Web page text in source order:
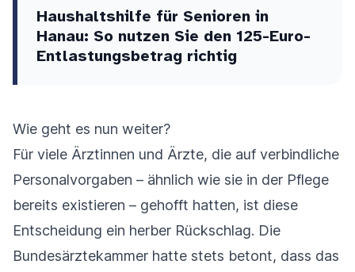
Haushaltshilfe für Senioren in
Hanau: So nutzen Sie den 125-Euro-
Entlastungsbetrag richtig
Wie geht es nun weiter?
Für viele Ärztinnen und Ärzte, die auf verbindliche
Personalvorgaben – ähnlich wie sie in der Pflege
bereits existieren – gehofft hatten, ist diese
Entscheidung ein herber Rückschlag. Die
Bundesärztekammer hatte stets betont, dass das